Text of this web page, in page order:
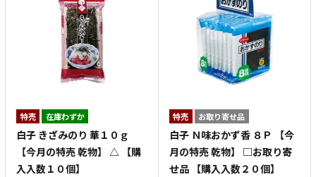
特売 在庫わずか
白子 きざみのり 華１０ｇ
【今月の特売 乾物】 △ 【購
入入数１０個】
特売 お取り寄せ品
白子 Ｎ味おかず香 ８Ｐ 【今
月の特売 乾物】 □お取り寄
せ品 【購入入数２０個】